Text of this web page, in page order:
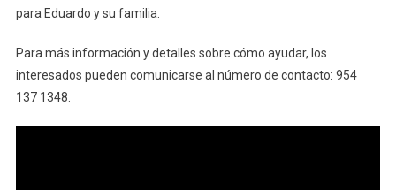
para Eduardo y su familia.
Para más información y detalles sobre cómo ayudar, los
interesados pueden comunicarse al número de contacto: 954
137 1348.